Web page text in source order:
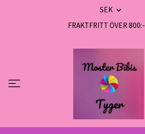
SEK
FRAKTFRITT ÖVER 800:-